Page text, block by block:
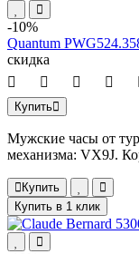
-10%
Quantum
скидка
Купить
Мужские часы от
механизма: VX9J.
Купить
Купить в 1 клик